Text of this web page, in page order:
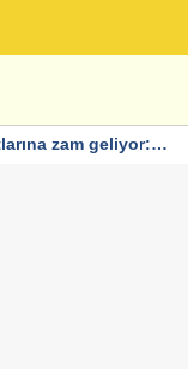
zam geliyor: